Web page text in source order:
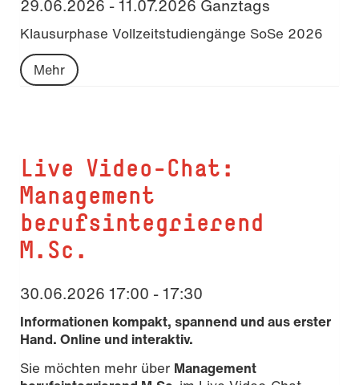
29.06.2026 - 11.07.2026 Ganztags
Klausurphase Vollzeitstudiengänge SoSe 2026
Mehr
Live Video-Chat:
Management
berufsintegrierend
M.Sc.
30.06.2026 17:00 - 17:30
Informationen kompakt, spannend und aus erster
Hand. Online und interaktiv.
Sie möchten mehr über Management